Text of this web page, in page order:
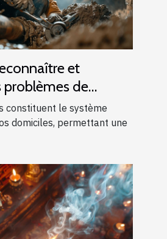
et
problèmes de
bouchées
constituent le système
domiciles, permettant une